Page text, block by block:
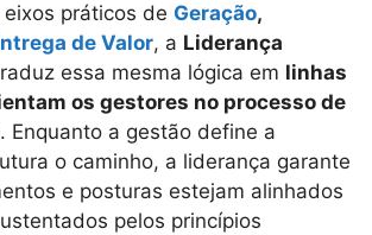
práticos de Geração,
de Valor, a Liderança
essa mesma lógica em linhas
os gestores no processo de
. Enquanto a gestão define a
o caminho, a liderança garante
e posturas estejam alinhados
pelos princípios